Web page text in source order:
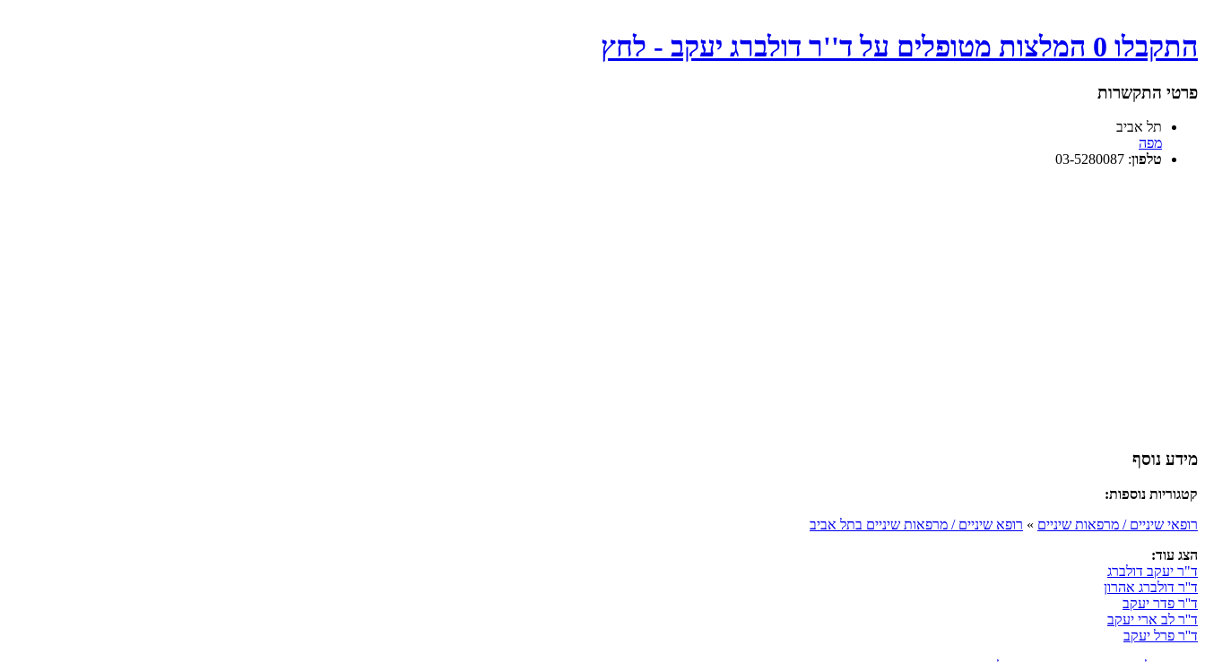
התקבלו 0 המלצות מטופלים על ד''ר דולברג יעקב - לחץ
פרטי התקשרות
תל אביב
מפה
טלפון:
03-5280087
מידע נוסף
קטגוריות נוספות:
רופאי שיניים / מרפאות שיניים » רופא שיניים / מרפאות שיניים בתל אביב
הצג עוד:
ד"ר יעקב דולברג
ד''ר דולברג אהרון
ד''ר פדר יעקב
ד''ר לב ארי יעקב
ד''ר פרל יעקב